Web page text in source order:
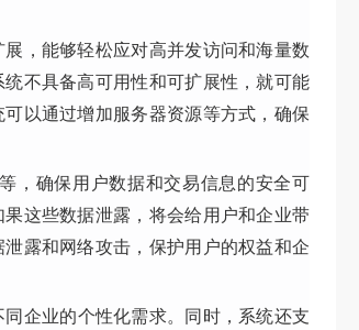
，能够轻松应对高并发访问和海量数
不具备高可用性和可扩展性，就可能
以通过增加服务器资源等方式，确保
，确保用户数据和交易信息的安全可
这些数据泄露，将会给用户和企业带
露和网络攻击，保护用户的权益和企
企业的个性化需求。同时，系统还支